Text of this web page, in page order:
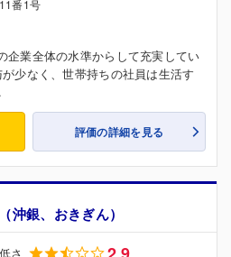
番1号
企業全体の水準からして充実してい
少なく、世帯持ちの社員は生活す
評価の詳細を見る
沖銀、おきぎん）
さ